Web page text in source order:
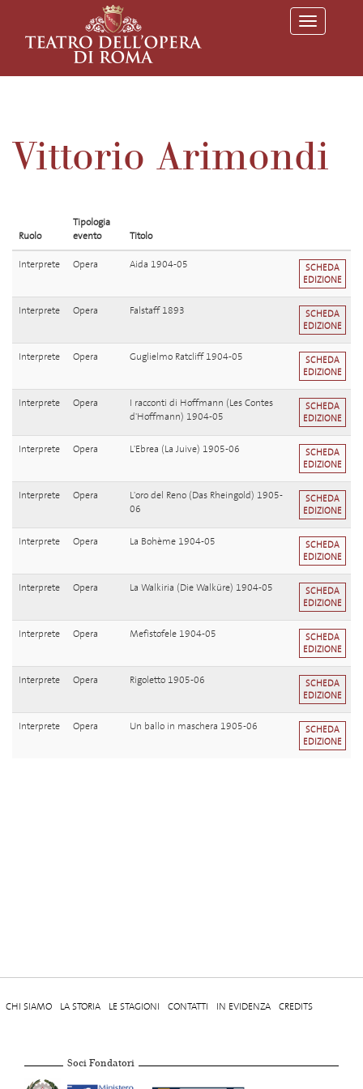
T
o
l
i
g
a
Vittorio Arimondi
Ruolo
Tipologia
evento
Titolo
Interprete Opera Aida 1904-05
SCHEDA
EDIZIONE
Interprete Opera Falstaff 1893
SCHEDA
EDIZIONE
Interprete Opera Guglielmo Ratcliff 1904-05
SCHEDA
EDIZIONE
Interprete Opera
I racconti di Hoffmann (Les Contes
d'Hoffmann) 1904-05
SCHEDA
EDIZIONE
Interprete Opera L'Ebrea (La Juive) 1905-06
SCHEDA
EDIZIONE
Interprete Opera
L'oro del Reno (Das Rheingold) 1905-
06
SCHEDA
EDIZIONE
Interprete Opera La Bohème 1904-05
SCHEDA
EDIZIONE
Interprete Opera La Walkiria (Die Walküre) 1904-05
SCHEDA
EDIZIONE
Interprete Opera Mefistofele 1904-05
SCHEDA
EDIZIONE
Interprete Opera Rigoletto 1905-06
SCHEDA
EDIZIONE
Interprete Opera Un ballo in maschera 1905-06
SCHEDA
EDIZIONE
CHI SIAMO LA STORIA LE STAGIONI CONTATTI IN EVIDENZA CREDITS
Soci Fondatori